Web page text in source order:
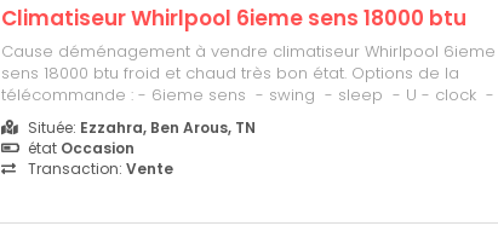
Climatiseur Whirlpool 6ieme sens 18000 btu
Cause déménagement à vendre climatiseur Whirlpool 6ieme
sens 18000 btu froid et chaud très bon état. Options de la
télécommande : - 6ieme sens - swing - sleep - U - clock -
programmable timer On/Off - jet Tél 96812578 58410007
Située: Ezzahra, Ben Arous, TN
état Occasion
Transaction: Vente